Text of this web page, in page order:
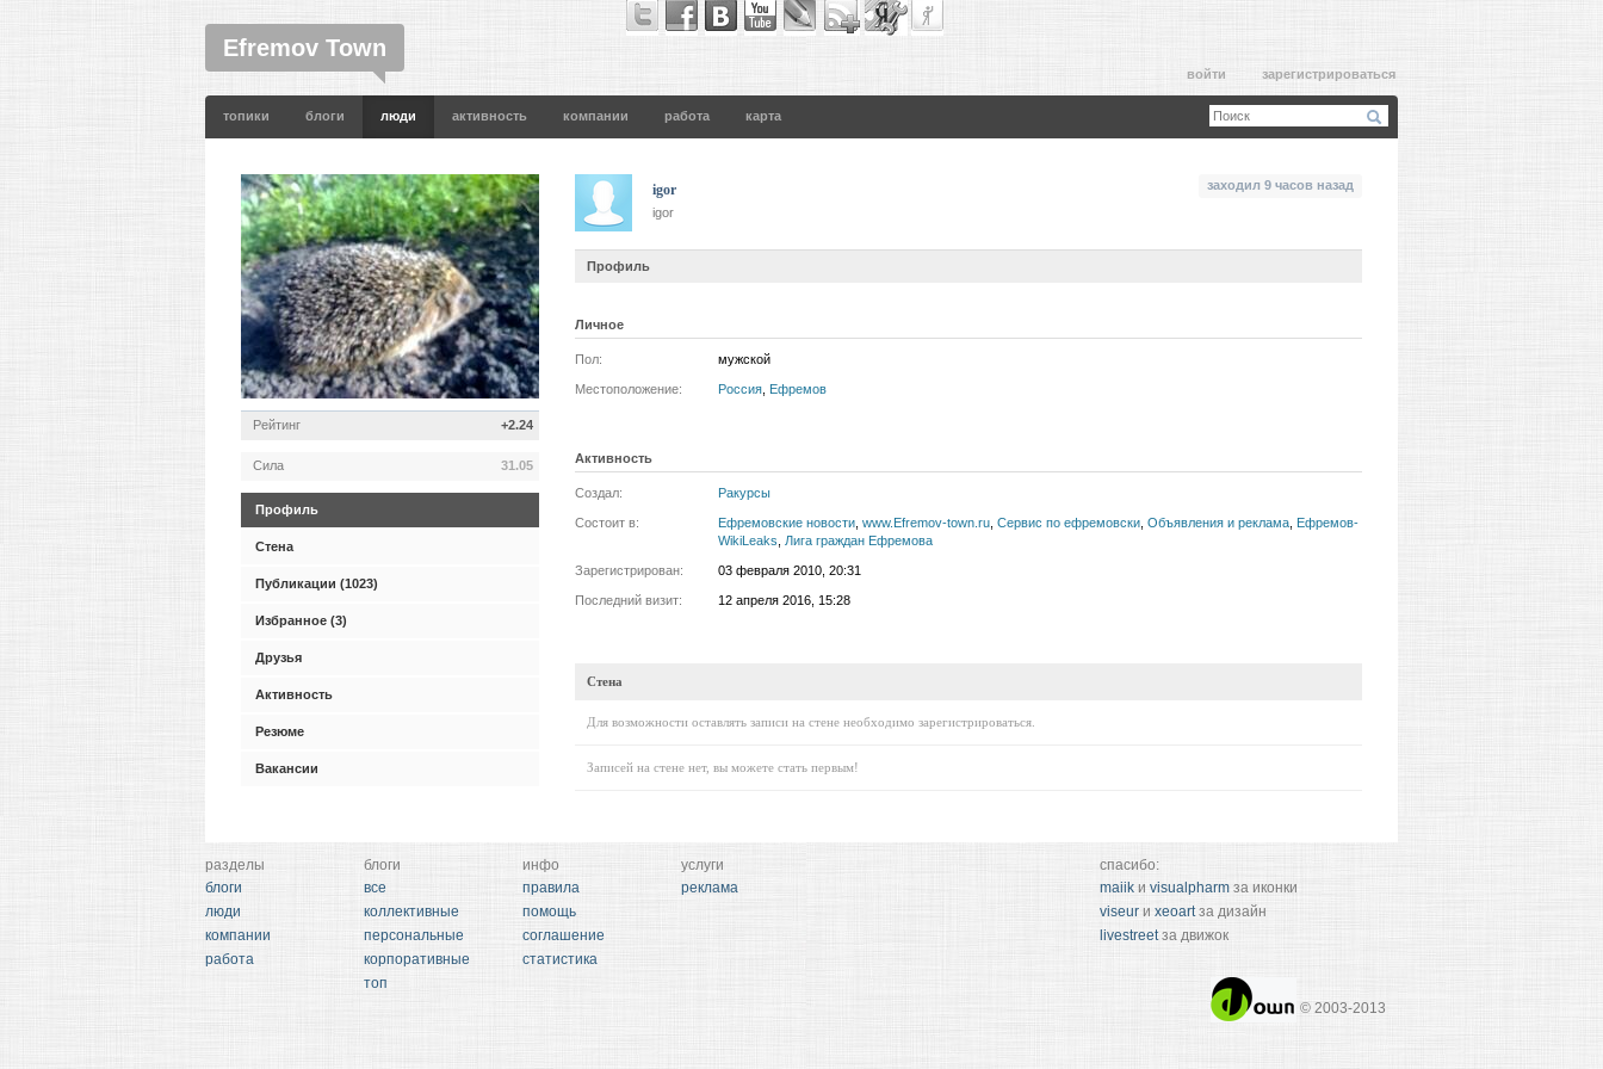
Efremov Town
войти зарегистрироваться
топики блоги люди активность компании работа карта
igor
igor
заходил 9 часов назад
Профиль
Личное
Пол: мужской
Местоположение: Россия Ефремов
Активность
Создал: Ракурсы
Состоит в: Ефремовские новости www.Efremov-town.ru Сервис по ефремовски Объявления и реклама Ефремов-
WikiLeaks
Лига граждан Ефремова
Зарегистрирован: 03 февраля 2010, 20:31
Последний визит: 12 апреля 2016, 15:28
Стена
Для возможности оставлять записи на стене необходимо зарегистрироваться.
Записей на стене нет, вы можете стать первым!
Рейтинг +2.24
Сила 31.05
Профиль
Стена
Публикации (1023)
Избранное (3)
Друзья
Активность
Резюме
Вакансии
спасибо:
maiik и visualpharm за иконки
viseur и xeoartза дизайн
livestreetза движок
© 2003-2013
разделы
блоги
люди
компании
работа
блоги
все
коллективные
персональные
корпоративные
топ
инфо
правила
помощь
соглашение
статистика
услуги
реклама